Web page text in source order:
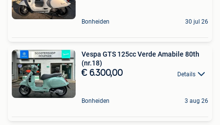
Bonheiden 30 jul 26
Vespa GTS 125cc Verde Amabile 80th
(nr.18)
€ 6.300,00 Details
Bonheiden 3 aug 26